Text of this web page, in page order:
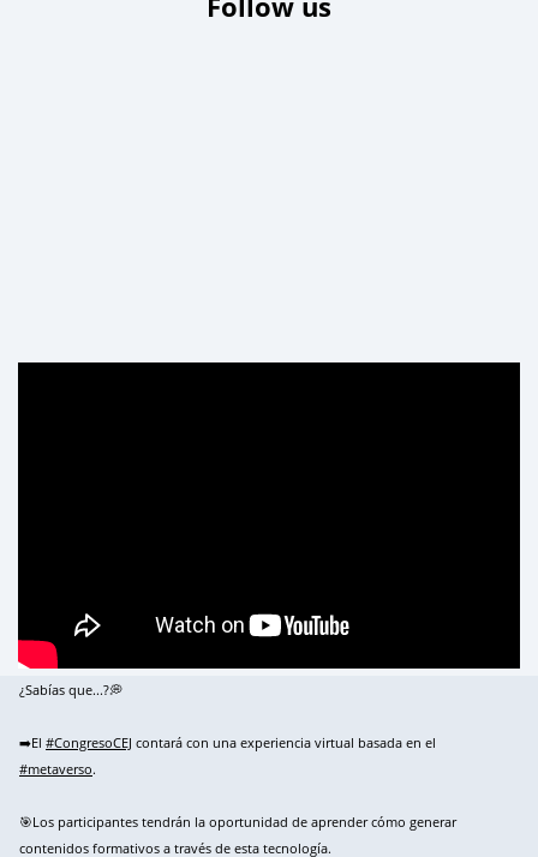
¿Sabías que...?💭
➡️El #CongresoCEJ contará con una experiencia virtual basada en el
#metaverso.
🎯Los participantes tendrán la oportunidad de aprender cómo generar
contenidos formativos a través de esta tecnología.